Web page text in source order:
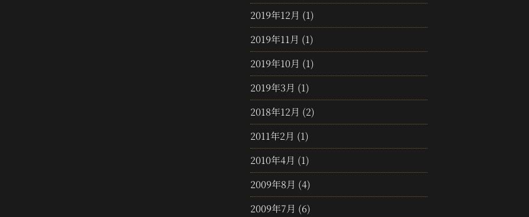
2019年12月 (1)
2019年11月 (1)
2019年10月 (1)
2019年3月 (1)
2018年12月 (2)
2011年2月 (1)
2010年4月 (1)
2009年8月 (4)
2009年7月 (6)